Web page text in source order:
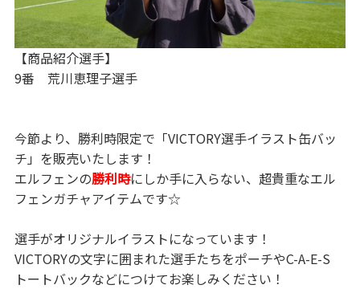
【商品紹介選手】
9番 荒川恵理子選手
今節より、勝利時限定で「VICTORY選手イラスト缶バッ
チ」を販売いたします！
エルフェンの勝利時にしか手に入らない、超貴重なエル
フェンガチャアイテムです☆
選手がオリジナルイラストになっています！
VICTORYの文字に囲まれた選手たちをポーチやC-A-E-S
トートバックなどにつけてお楽しみください！